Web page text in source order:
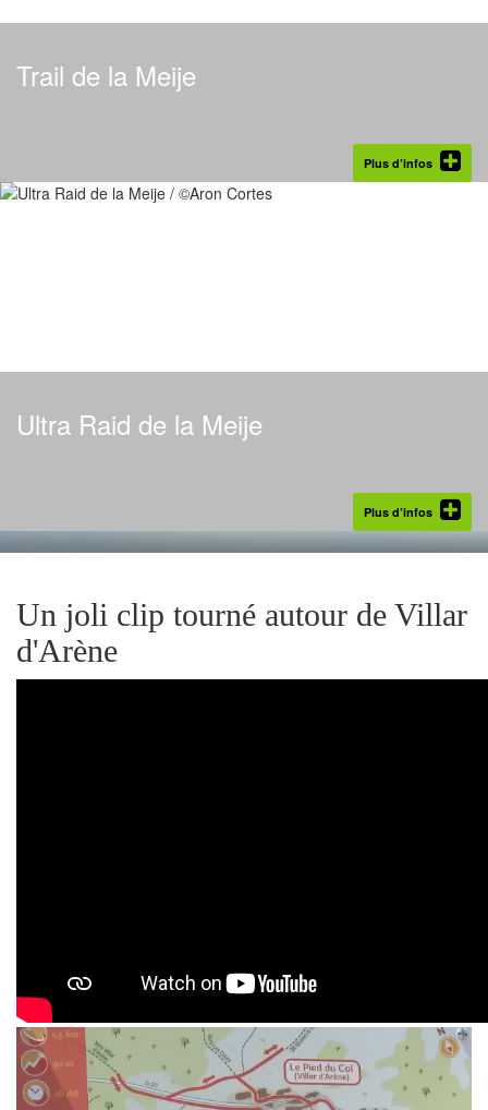
Trail de la Meije
Plus d’infos
Ultra Raid de la Meije
Plus d’infos
Un joli clip tourné autour de Villar
d'Arène